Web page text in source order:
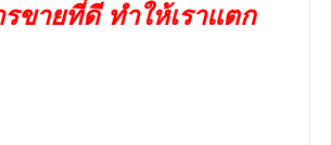
ขายที่ดี ทำให้เราแตก